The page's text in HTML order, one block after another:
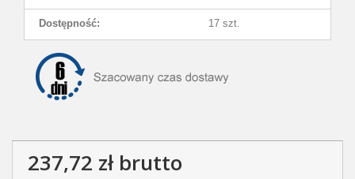
Dostępność: 17 szt.
237,72 złbrutto